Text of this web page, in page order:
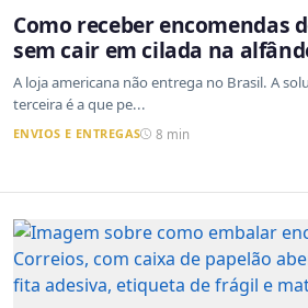
Como receber encomendas
sem cair em cilada na
A loja americana não entrega no Brasil. A
terceira é a que pe...
ENVIOS E ENTREGAS 8 min